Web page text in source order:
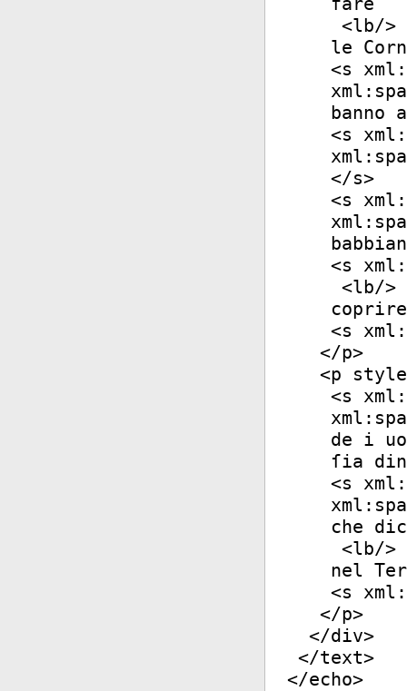
<lb/>
le
<s
banno
<s
</s>
<s
<s
<lb/>
<s
</p>
<p style
<s
de i
ſia
<s
che
<lb/>
nel
<s
</p>
</div>
</text>
</echo>